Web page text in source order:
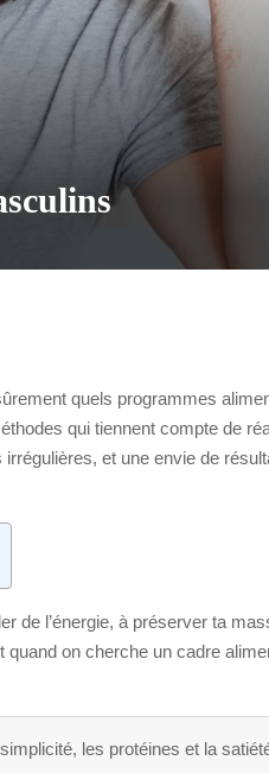
quels programmes
qui tiennent compte de
et une envie de
de l’énergie, à préserver ta
on cherche un cadre
les protéines et la